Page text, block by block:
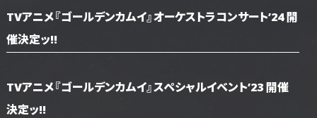
TVアニメ『ゴールデンカムイ』オーケストラコンサート’24 開
催決定ッ!!
TVアニメ『ゴールデンカムイ』スペシャルイベント’23 開催
決定ッ!!